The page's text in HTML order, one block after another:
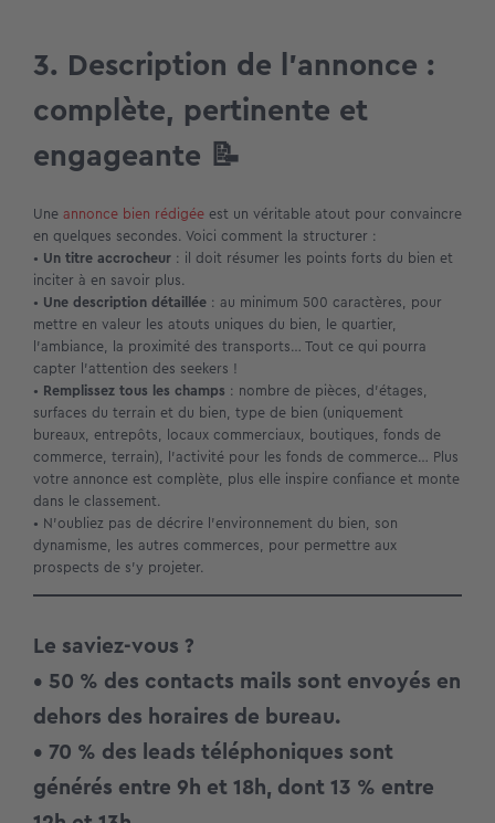
3. Description de l’annonce :
complète, pertinente et
engageante 📝
Une annonce bien rédigée est un véritable atout pour convaincre
en quelques secondes. Voici comment la structurer :
• Un titre accrocheur : il doit résumer les points forts du bien et
inciter à en savoir plus.
• Une description détaillée : au minimum 500 caractères, pour
mettre en valeur les atouts uniques du bien, le quartier,
l’ambiance, la proximité des transports… Tout ce qui pourra
capter l’attention des seekers !
• Remplissez tous les champs : nombre de pièces, d’étages,
surfaces du terrain et du bien, type de bien (uniquement
bureaux, entrepôts, locaux commerciaux, boutiques, fonds de
commerce, terrain), l’activité pour les fonds de commerce… Plus
votre annonce est complète, plus elle inspire confiance et monte
dans le classement.
• N’oubliez pas de décrire l’environnement du bien, son
dynamisme, les autres commerces, pour permettre aux
prospects de s’y projeter.
Le saviez-vous ?
• 50 % des contacts mails sont envoyés en
dehors des horaires de bureau.
• 70 % des leads téléphoniques sont
générés entre 9h et 18h, dont 13 % entre